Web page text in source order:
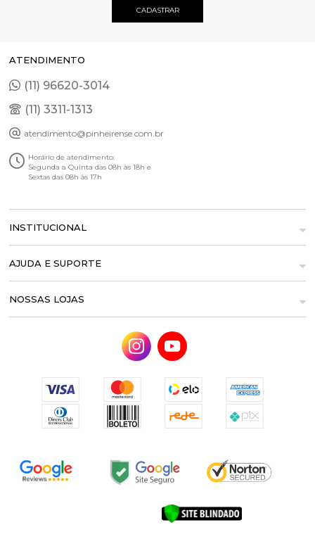
ATENDIMENTO
(11) 96620-3014
(11) 3311-1313
atendimento@pinheirense.com.br
Horário de atendimento:
Segunda a Quinta das 08h às 18h e
Sextas das 08h às 17h
INSTITUCIONAL
AJUDA E SUPORTE
NOSSAS LOJAS